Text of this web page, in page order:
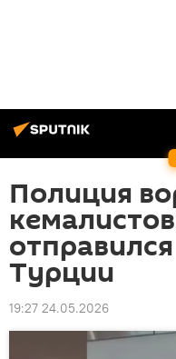
Полиция
Турции
19:27 24.05.2026